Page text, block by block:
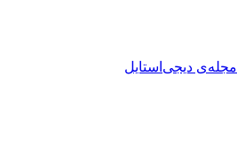
مجله‌ی دیجی‌استایل